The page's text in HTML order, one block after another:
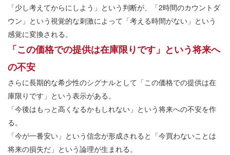
「少し考えてからにしよう」という判断が、「2時間のカウントダ
ウン」という視覚的な刺激によって「考える時間がない」という
感覚に変換される。
「この価格での提供は在庫限りです」という将来へ
の不安
さらに長期的な希少性のシグナルとして「この価格での提供は在
庫限りです」という表示がある。
「今後はもっと高くなるかもしれない」という将来への不安を作
る。
「今が一番安い」という信念が形成されると「今買わないことは
将来の損失だ」という論理が生まれる。